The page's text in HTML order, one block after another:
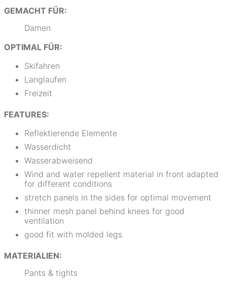
GEMACHT FÜR:
Damen
OPTIMAL FÜR:
Skifahren
Langlaufen
Freizeit
FEATURES:
Reflektierende Elemente
Wasserdicht
Wasserabweisend
Wind and water repellent material in front adapted
for different conditions
stretch panels in the sides for optimal movement
thinner mesh panel behind knees for good
ventilation
good fit with molded legs
MATERIALIEN:
Pants & tights